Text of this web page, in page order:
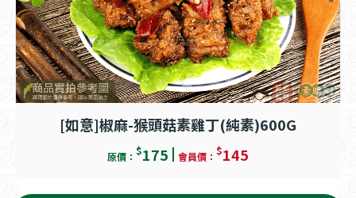
[如意]椒麻-猴頭菇素雞丁(純素)600G
原價： $175 會員價： $145